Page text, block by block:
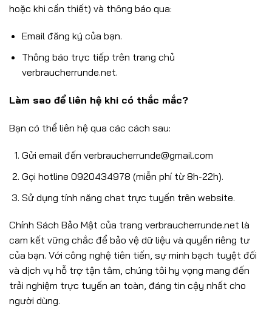
hoặc khi cần thiết) và thông báo qua:
Email đăng ký của bạn.
Thông báo trực tiếp trên trang chủ
verbraucherrunde.net.
Làm sao để liên hệ khi có thắc mắc?
Bạn có thể liên hệ qua các cách sau:
Gửi email đến verbraucherrunde@gmail.com
Gọi hotline 0920434978 (miễn phí từ 8h-22h).
Sử dụng tính năng chat trực tuyến trên website.
Chính Sách Bảo Mật của trang verbraucherrunde.net là
cam kết vững chắc để bảo vệ dữ liệu và quyền riêng tư
của bạn. Với công nghệ tiên tiến, sự minh bạch tuyệt đối
và dịch vụ hỗ trợ tận tâm, chúng tôi hy vọng mang đến
trải nghiệm trực tuyến an toàn, đáng tin cậy nhất cho
người dùng.